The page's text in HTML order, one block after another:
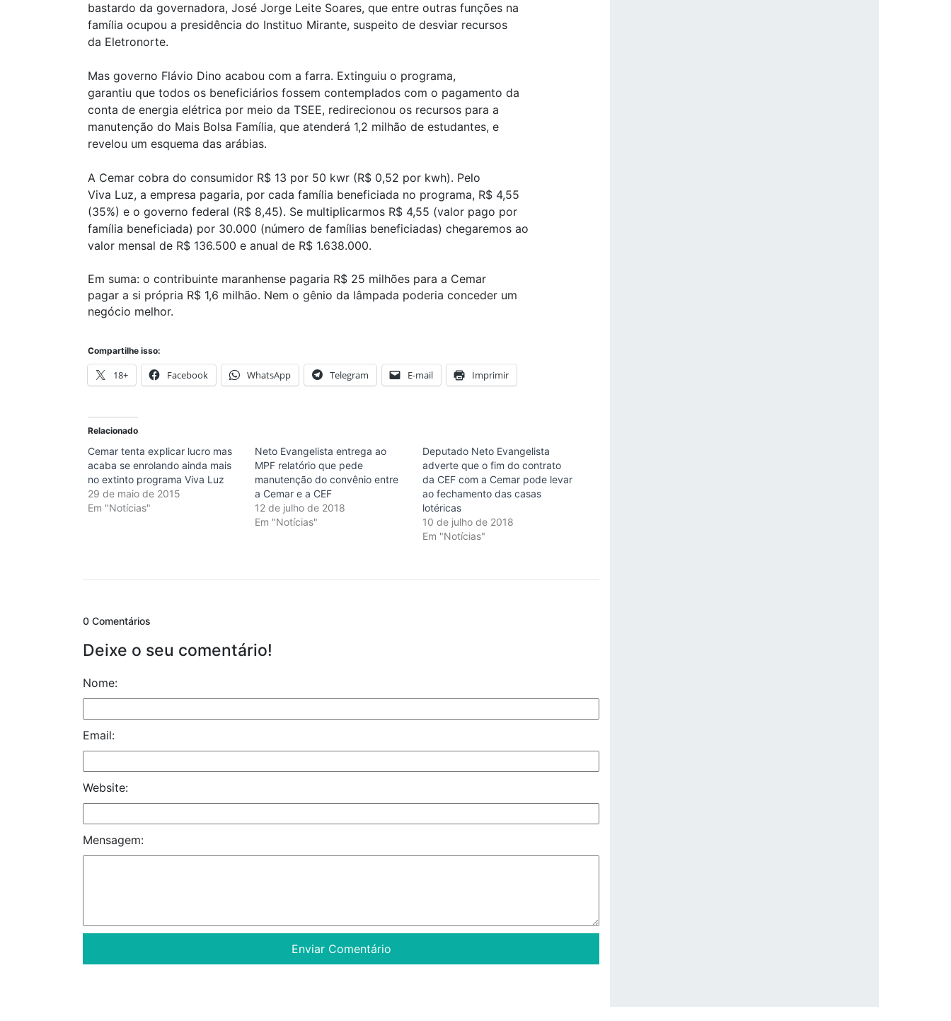
bastardo da governadora, José Jorge Leite Soares, que entre outras funções na
família ocupou a presidência do Instituo Mirante, suspeito de desviar recursos
da Eletronorte.
Mas governo Flávio Dino acabou com a farra. Extinguiu o programa,
garantiu que todos os beneficiários fossem contemplados com o pagamento da
conta de energia elétrica por meio da TSEE, redirecionou os recursos para a
manutenção do Mais Bolsa Família, que atenderá 1,2 milhão de estudantes, e
revelou um esquema das arábias.
A Cemar cobra do consumidor R$ 13 por 50 kwr (R$ 0,52 por kwh). Pelo
Viva Luz, a empresa pagaria, por cada família beneficiada no programa, R$ 4,55
(35%) e o governo federal (R$ 8,45). Se multiplicarmos R$ 4,55 (valor pago por
família beneficiada) por 30.000 (número de famílias beneficiadas) chegaremos ao
valor mensal de R$ 136.500 e anual de R$ 1.638.000.
Em suma: o contribuinte maranhense pagaria R$ 25 milhões para a Cemar
pagar a si própria R$ 1,6 milhão. Nem o gênio da lâmpada poderia conceder um
negócio melhor.
Compartilhe isso:
18+ Facebook WhatsApp Telegram E-mail Imprimir
Relacionado
Cemar tenta explicar lucro mas
acaba se enrolando ainda mais
no extinto programa Viva Luz
29 de maio de 2015
Em "Notícias"
Neto Evangelista entrega ao
MPF relatório que pede
manutenção do convênio entre
a Cemar e a CEF
12 de julho de 2018
Em "Notícias"
Deputado Neto Evangelista
adverte que o fim do contrato
da CEF com a Cemar pode levar
ao fechamento das casas
lotéricas
10 de julho de 2018
Em "Notícias"
0 Comentários
Deixe o seu comentário!
Nome:
Email:
Website:
Mensagem: